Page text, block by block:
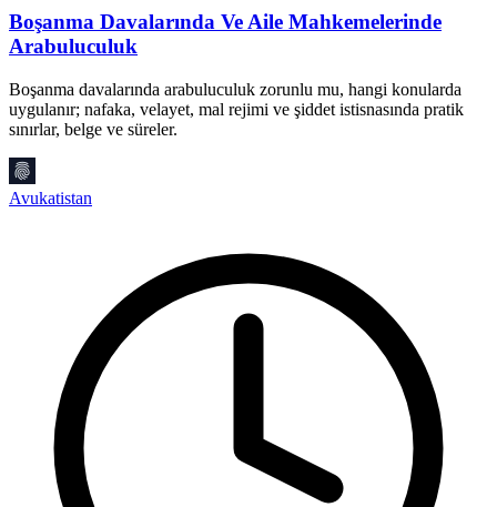
Boşanma Davalarında Ve Aile Mahkemelerinde
Arabuluculuk
Boşanma davalarında arabuluculuk zorunlu mu, hangi konularda
uygulanır; nafaka, velayet, mal rejimi ve şiddet istisnasında pratik
sınırlar, belge ve süreler.
Avukatistan